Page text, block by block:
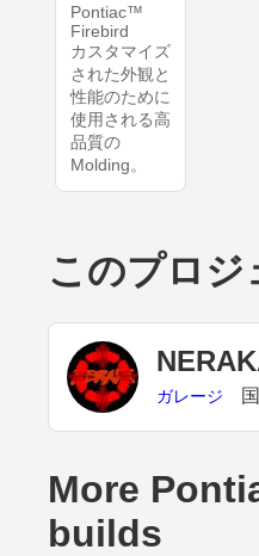
Pontiac™
Firebird
カスタマイズ
された外観と
性能のために
使用される高
品質の
Molding。
このプロジ
ガレージ
More
builds